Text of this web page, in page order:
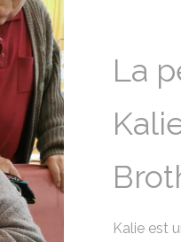
La
Kalie est